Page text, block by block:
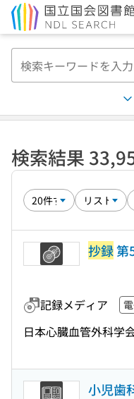
検索結果
抄録第
記録メディア
日本心臓血管外科学
小児歯